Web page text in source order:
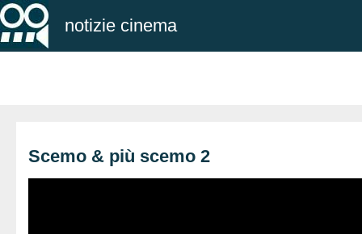
notizie cinema
Scemo & più scemo 2